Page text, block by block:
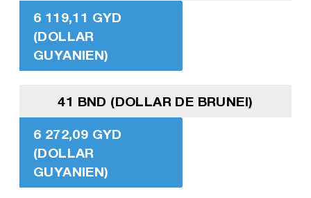
6 119,11 GYD
(DOLLAR
GUYANIEN)
41 BND (DOLLAR DE BRUNEI)
6 272,09 GYD
(DOLLAR
GUYANIEN)